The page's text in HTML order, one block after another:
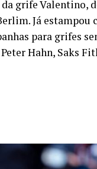
grife Valentino,
Já estampou
para grifes
Hahn, Saks